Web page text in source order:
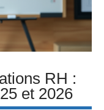
RH :
et 2026